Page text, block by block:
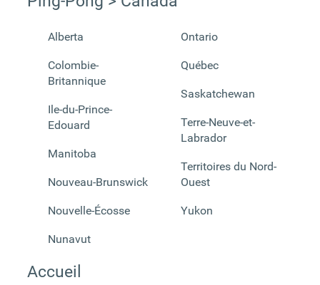
Alberta
Colombie-
Britannique
Ile-du-Prince-
Edouard
Manitoba
Nouveau-Brunswick
Nouvelle-Écosse
Nunavut
Ontario
Québec
Saskatchewan
Terre-Neuve-et-
Labrador
Territoires du Nord-
Ouest
Yukon
Accueil